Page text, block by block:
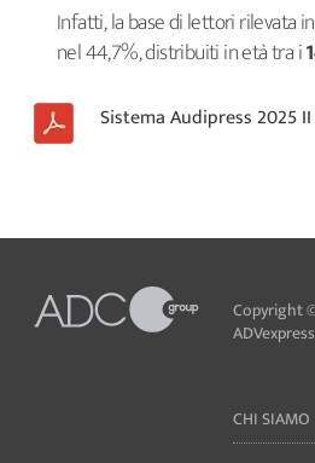
Infatti, la base di lettori rilevata
nel 44,7%, distribuiti in età tra i
Sistema Audipress 2025
Copyright
CHI SIAMO